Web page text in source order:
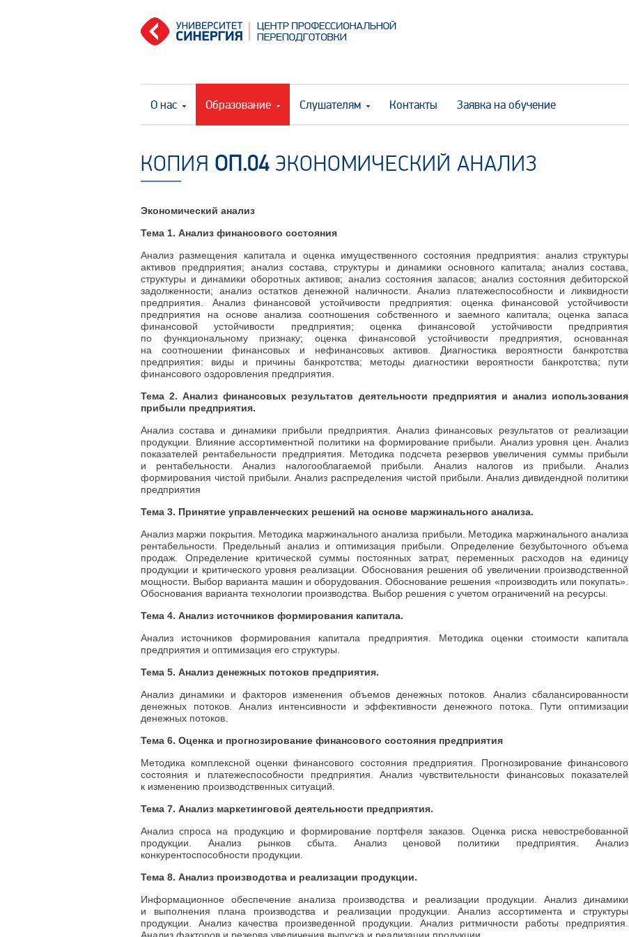
О нас Образование Слушателям Контакты Заявка на обучение
КОПИЯ ОП.04 ЭКОНОМИЧЕСКИЙ АНАЛИЗ
Экономический анализ
Тема 1. Анализ финансового состояния
Анализ размещения капитала и оценка имущественного состояния предприятия: анализ структуры
активов предприятия; анализ состава, структуры и динамики основного капитала; анализ состава,
структуры и динамики оборотных активов; анализ состояния запасов; анализ состояния дебиторской
задолженности; анализ остатков денежной наличности. Анализ платежеспособности и ликвидности
предприятия. Анализ финансовой устойчивости предприятия: оценка финансовой устойчивости
предприятия на основе анализа соотношения собственного и заемного капитала; оценка запаса
финансовой устойчивости предприятия; оценка финансовой устойчивости предприятия
по функциональному признаку; оценка финансовой устойчивости предприятия, основанная
на соотношении финансовых и нефинансовых активов. Диагностика вероятности банкротства
предприятия: виды и причины банкротства; методы диагностики вероятности банкротства; пути
финансового оздоровления предприятия.
Тема 2. Анализ финансовых результатов деятельности предприятия и анализ использования
прибыли предприятия.
Анализ состава и динамики прибыли предприятия. Анализ финансовых результатов от реализации
продукции. Влияние ассортиментной политики на формирование прибыли. Анализ уровня цен. Анализ
показателей рентабельности предприятия. Методика подсчета резервов увеличения суммы прибыли
и рентабельности. Анализ налогооблагаемой прибыли. Анализ налогов из прибыли. Анализ
формирования чистой прибыли. Анализ распределения чистой прибыли. Анализ дивидендной политики
предприятия
Тема 3. Принятие управленческих решений на основе маржинального анализа.
Анализ маржи покрытия. Методика маржинального анализа прибыли. Методика маржинального анализа
рентабельности. Предельный анализ и оптимизация прибыли. Определение безубыточного объема
продаж. Определение критической суммы постоянных затрат, переменных расходов на единицу
продукции и критического уровня реализации. Обоснования решения об увеличении производственной
мощности. Выбор варианта машин и оборудования. Обоснование решения «производить или покупать».
Обоснования варианта технологии производства. Выбор решения с учетом ограничений на ресурсы.
Тема 4. Анализ источников формирования капитала.
Анализ источников формирования капитала предприятия. Методика оценки стоимости капитала
предприятия и оптимизация его структуры.
Тема 5. Анализ денежных потоков предприятия.
Анализ динамики и факторов изменения объемов денежных потоков. Анализ сбалансированности
денежных потоков. Анализ интенсивности и эффективности денежного потока. Пути оптимизации
денежных потоков.
Тема 6. Оценка и прогнозирование финансового состояния предприятия
Методика комплексной оценки финансового состояния предприятия. Прогнозирование финансового
состояния и платежеспособности предприятия. Анализ чувствительности финансовых показателей
к изменению производственных ситуаций.
Тема 7. Анализ маркетинговой деятельности предприятия.
Анализ спроса на продукцию и формирование портфеля заказов. Оценка риска невостребованной
продукции. Анализ рынков сбыта. Анализ ценовой политики предприятия. Анализ
конкурентоспособности продукции.
Тема 8. Анализ производства и реализации продукции.
Информационное обеспечение анализа производства и реализации продукции. Анализ динамики
и выполнения плана производства и реализации продукции. Анализ ассортимента и структуры
продукции. Анализ качества произведенной продукции. Анализ ритмичности работы предприятия.